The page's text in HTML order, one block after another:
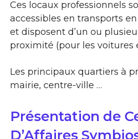
Ces locaux professionnels
accessibles en transports
et disposent d’un ou
proximité (pour les voitures
Les principaux quartiers à
mairie, centre-ville …
Présentation de
D’Affaires